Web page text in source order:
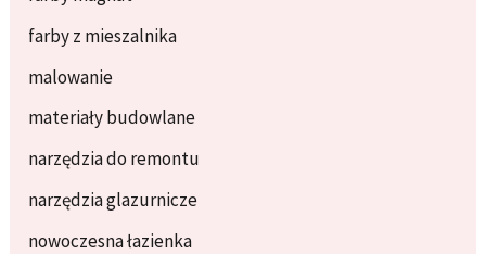
farby z mieszalnika
malowanie
materiały budowlane
narzędzia do remontu
narzędzia glazurnicze
nowoczesna łazienka